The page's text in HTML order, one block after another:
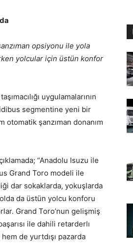
opsiyonu ile yola
yolcular için üstün konfor
uygulamalarının
segmentine yeni bir
otomatik şanzıman donanım
“Anadolu Isuzu ile
Grand Toro modeli ile
dar sokaklarda, yokuşlarda
da üstün yolcu konforu
Grand Toro’nun gelişmiş
ile dahili retarderlı
de yurtdışı pazarda